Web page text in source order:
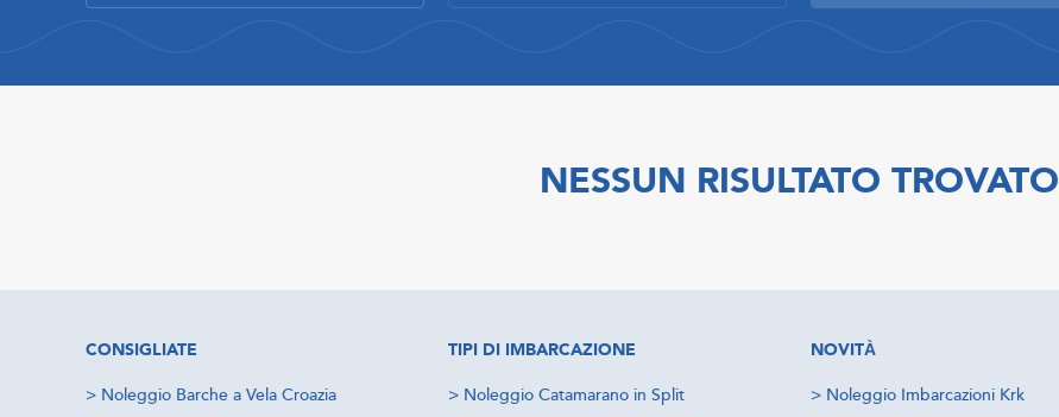
NESSUN RISULTATO TROVATO
CONSIGLIATE
> Noleggio Barche a Vela Croazia
TIPI DI IMBARCAZIONE
> Noleggio Catamarano in Split
NOVITÀ
> Noleggio Imbarcazioni Krk